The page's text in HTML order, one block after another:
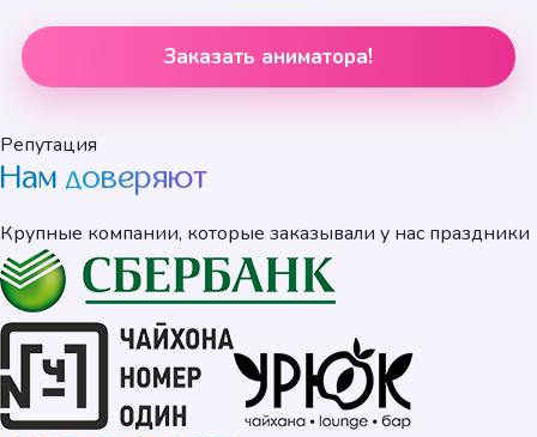
Заказать аниматора!
Репутация
Нам доверяют
Крупные компании, которые заказывали у нас праздники